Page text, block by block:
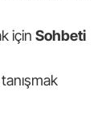
için Sohbeti